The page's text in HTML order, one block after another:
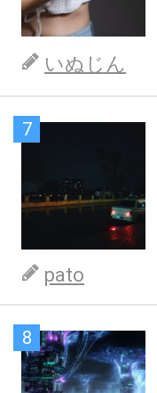
いぬじん
7
pato
8